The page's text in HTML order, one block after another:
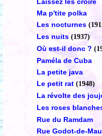
Laissez les croire
Ma p'tite polka
Les nocturnes
Les nuits (1937)
Où est-il donc ?
Paméla de Cuba
La petite java
Le petit rat (1948)
La révolte des
Les roses
Rue du Ramdam
Rue Godot-de-